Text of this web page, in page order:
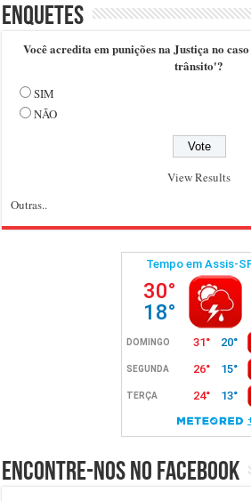
Enquetes
Você acredita em punições na Justiça no
trânsito'?
SIM
NÃO
View Results
Outras..
Encontre-nos no Facebook